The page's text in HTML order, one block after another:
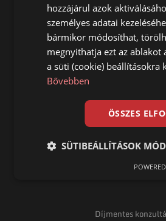
Főoldal
Telepítés
Referencia
Kapcsolat
Díjmentes
hozzájárul azok
személyes adatai
bármikor módosíthat,
megnyithatja ezt az ablakot
a süti (cookie) beállításokra
Bővebben
ÖSSZES
SÜTIBEÁLLÍTÁSOK